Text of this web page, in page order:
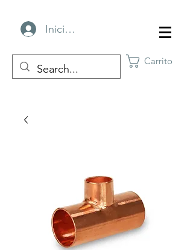
Iniciar sesión
Carrito